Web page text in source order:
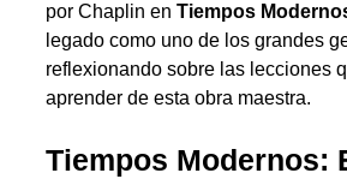
por Chaplin en Tiempos
legado como uno de los grandes
reflexionando sobre las lecciones
aprender de esta obra maestra.
Tiempos Modernos: